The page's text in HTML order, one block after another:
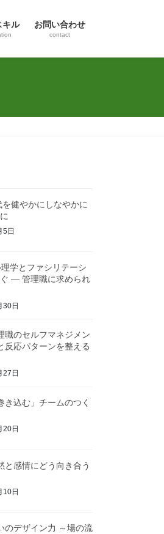
キル お問い合わせ
contact
を健やかにしなやかに
5日
学とファシリテーシ
ぐ ― 管理職に求められ
30日
職のセルフマネジメン
反応パターンを整える
27日
き込む」チームのつく
20日
と感情にどう向き合う
10日
のデザイン力 ～場の流